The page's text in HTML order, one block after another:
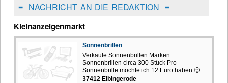
≡NACHRICHT AN DIE REDAKTION ≡
Kleinanzeigenmarkt
Sonnenbrillen
Verkaufe Sonnenbrillen Marken
Sonnenbrillen circa 300 Stück Pro
Sonnenbrille möchte ich 12 Euro haben 🙂
37412 Elbingerode